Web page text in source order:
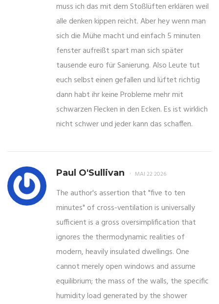
muss ich das mit dem Stoßlüften erklären weil
alle denken kippen reicht. Aber hey wenn man
sich die Mühe macht und einfach 5 minuten
fenster aufreißt spart man sich später
tausende euro für Sanierung. Also Leute tut
euch selbst einen gefallen und lüftet richtig
dann habt ihr keine Probleme mehr mit
schwarzen Flecken in den Ecken. Es ist wirklich
nicht schwer und jeder kann das schaffen.
Paul O'Sullivan MAI 22 2026
The author's assertion that "five to ten
minutes" of cross-ventilation is universally
sufficient is a gross oversimplification that
ignores the thermodynamic realities of
modern, heavily insulated dwellings. One
cannot merely open windows and assume
equilibrium; the mass of the walls, the specific
humidity load generated by the shower